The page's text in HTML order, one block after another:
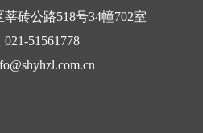
砖公路518号34幢702室
51561778